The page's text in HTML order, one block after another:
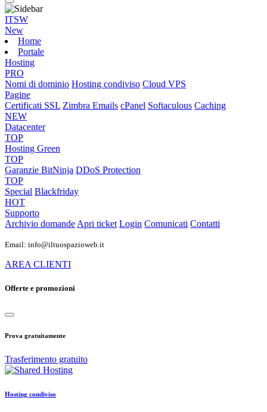
ITSW
New
Home
Portale
Hosting
PRO
Nomi di dominio Hosting condiviso Cloud VPS
Pagine
Certificati SSL Zimbra Emails cPanel Softaculous Caching
NEW
Datacenter
TOP
Hosting Green
TOP
Garanzie BitNinja DDoS Protection
TOP
Special Blackfriday
HOT
Supporto
Archivio domandeApri ticket Login Comunicati Contatti
Email: info@iltuospazioweb.it
AREA CLIENTI
Offerte e promozioni
Prova gratuitamente
Trasferimento gratuito
Hosting condiviso